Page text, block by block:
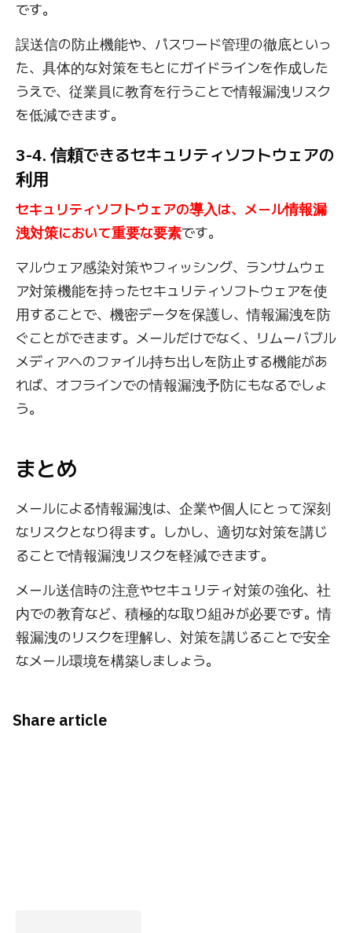
です。
誤送信の防止機能や、パスワード管理の徹底といっ
た、具体的な対策をもとにガイドラインを作成した
うえで、従業員に教育を行うことで情報漏洩リスク
を低減できます。
3-4. 信頼できるセキュリティソフトウェアの
利用
セキュリティソフトウェアの導入は、メール情報漏
洩対策において重要な要素です。
マルウェア感染対策やフィッシング、ランサムウェ
ア対策機能を持ったセキュリティソフトウェアを使
用することで、機密データを保護し、情報漏洩を防
ぐことができます。メールだけでなく、リムーバブル
メディアへのファイル持ち出しを防止する機能があ
れば、オフラインでの情報漏洩予防にもなるでしょ
う。
まとめ
メールによる情報漏洩は、企業や個人にとって深刻
なリスクとなり得ます。しかし、適切な対策を講じ
ることで情報漏洩リスクを軽減できます。
メール送信時の注意やセキュリティ対策の強化、社
内での教育など、積極的な取り組みが必要です。情
報漏洩のリスクを理解し、対策を講じることで安全
なメール環境を構築しましょう。
Share article